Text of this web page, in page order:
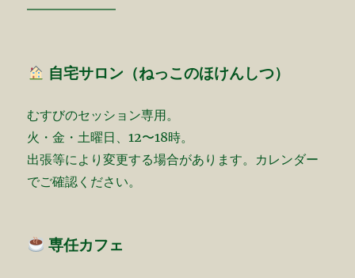
━━━━━━━
自宅サロン（ねっこのほけんしつ）
むすびのセッション専用。
火・金・土曜日、12〜18時。
出張等により変更する場合があります。カレンダー
でご確認ください。
専任カフェ